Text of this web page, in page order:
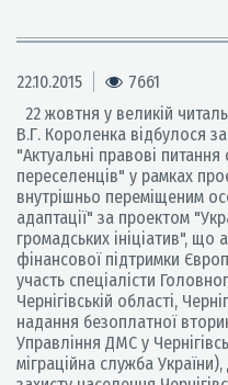
22.10.2015
7661
22 жовтня у великій
В.Г. Короленка відбулося
"Актуальні правові
переселенців" у рамках
внутрішньо переміщеним
адаптації" за проектом
громадських ініціатив", що
фінансової підтримки
участь спеціалісти
Чернігівській області,
надання безоплатної
Управління ДМС у
міграційна служба